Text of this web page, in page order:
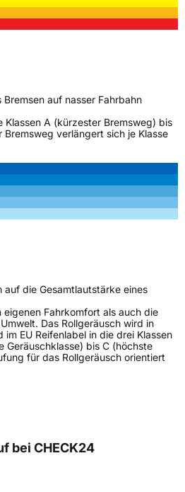
auf nasser Fahrbahn
Klassen A (kürzester Bremsweg) bis
Bremsweg verlängert sich je Klasse
auf die Gesamtlautstärke eines
Fahrkomfort als auch die
Das Rollgeräusch wird in
EU Reifenlabel in die drei Klassen
bis C (höchste
für das Rollgeräusch orientiert
bei CHECK24